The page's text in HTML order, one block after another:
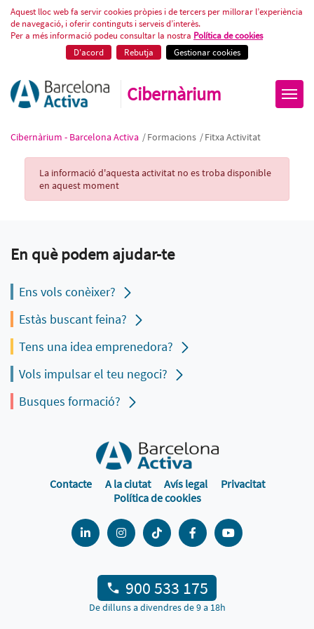
Fitxa Activitat
Aquest lloc web fa servir cookies pròpies i de tercers per millorar l’experiència
de navegació, i oferir continguts i serveis d’interès.
Per a més informació podeu consultar la nostra Política de cookies
D'acord
Rebutja Gestionar cookies
Cibernàrium
Cibernàrium - Barcelona Activa /Formacions /Fitxa Activitat
Activity Record
La informació d'aquesta activitat no es troba disponible
en aquest moment
En què podem ajudar-te
Ens vols conèixer?
Estàs buscant feina?
Tens una idea emprenedora?
Vols impulsar el teu negoci?
Busques formació?
Contacte A la ciutat Avís legal
Privacitat
Política de cookies
900 533 175
De dilluns a divendres de 9 a 18h